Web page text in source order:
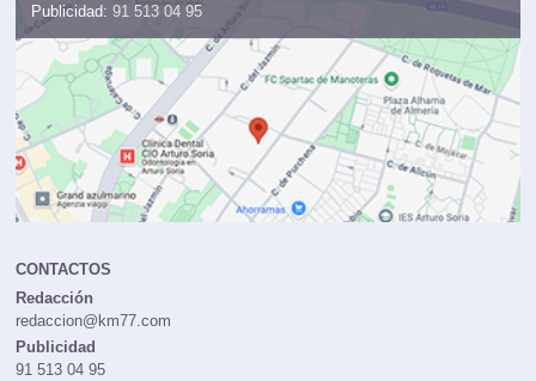
Publicidad: 91 513 04 95
CONTACTOS
Redacción
redaccion@km77.com
Publicidad
91 513 04 95